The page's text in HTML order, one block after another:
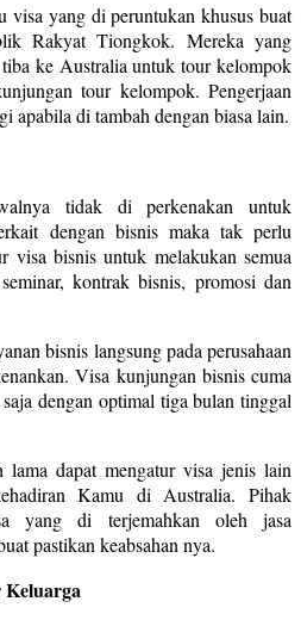
yang di peruntukan khusus buat
Rakyat Tiongkok. Mereka yang
ke Australia untuk tour kelompok
tour kelompok. Pengerjaan
apabila di tambah dengan biasa lain.
tidak di perkenakan untuk
dengan bisnis maka tak perlu
visa bisnis untuk melakukan semua
kontrak bisnis, promosi dan
bisnis langsung pada perusahaan
Visa kunjungan bisnis cuma
dengan optimal tiga bulan tinggal
dapat mengatur visa jenis lain
Kamu di Australia. Pihak
yang di terjemahkan oleh jasa
pastikan keabsahan nya.
Keluarga